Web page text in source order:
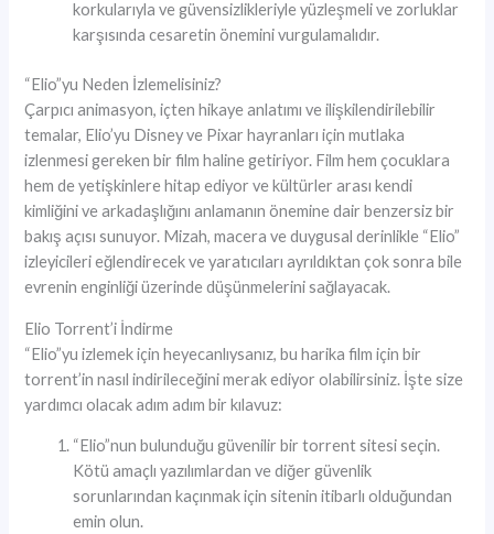
korkularıyla ve güvensizlikleriyle yüzleşmeli ve zorluklar
karşısında cesaretin önemini vurgulamalıdır.
“Elio”yu Neden İzlemelisiniz?
Çarpıcı animasyon, içten hikaye anlatımı ve ilişkilendirilebilir
temalar, Elio’yu Disney ve Pixar hayranları için mutlaka
izlenmesi gereken bir film haline getiriyor. Film hem çocuklara
hem de yetişkinlere hitap ediyor ve kültürler arası kendi
kimliğini ve arkadaşlığını anlamanın önemine dair benzersiz bir
bakış açısı sunuyor. Mizah, macera ve duygusal derinlikle “Elio”
izleyicileri eğlendirecek ve yaratıcıları ayrıldıktan çok sonra bile
evrenin enginliği üzerinde düşünmelerini sağlayacak.
Elio Torrent’i İndirme
“Elio”yu izlemek için heyecanlıysanız, bu harika film için bir
torrent’in nasıl indirileceğini merak ediyor olabilirsiniz. İşte size
yardımcı olacak adım adım bir kılavuz:
“Elio”nun bulunduğu güvenilir bir torrent sitesi seçin.
Kötü amaçlı yazılımlardan ve diğer güvenlik
sorunlarından kaçınmak için sitenin itibarlı olduğundan
emin olun.